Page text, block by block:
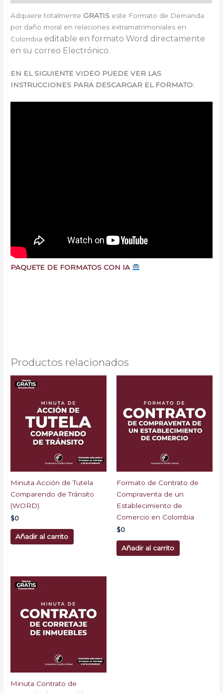
Adquiere totalmente GRATIS este Formato de Demanda
por daño moral en relaciones extramatrimoniales en
Colombia editable en formato Word directamente
en su correo Electrónico.
EN EL SIGUIENTE VIDEO PUEDE VER LAS
INSTRUCCIONES PARA DESCARGAR EL FORMATO:
PAQUETE DE FORMATOS CON IA
Productos relacionados
Minuta Acción de Tutela
Comparendo de Tránsito
(WORD)
$0
Añadir al carrito
Formato de Contrato de
Compraventa de un
Establecimiento de
Comercio en Colombia
$0
Añadir al carrito
Minuta Contrato de